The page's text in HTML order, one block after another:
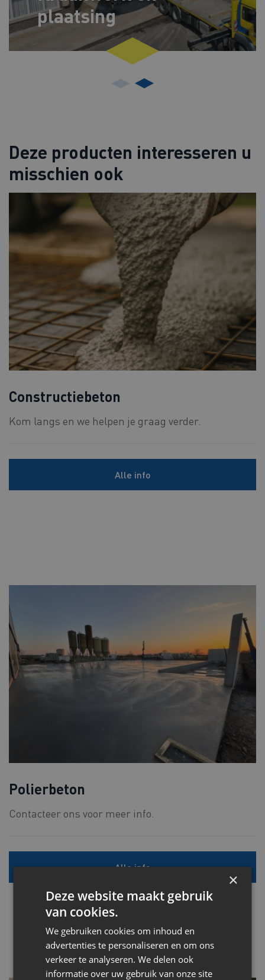
plaatsing
Deze producten interesseren u
misschien ook
Constructiebeton
Kom langs en we helpen je graag verder.
Alle info
Polierbeton
Contacteer ons voor meer info.
Alle info
×
Deze website maakt gebruik
van cookies.
We gebruiken cookies om inhoud en
advertenties te personaliseren en om ons
verkeer te analyseren. We delen ook
informatie over uw gebruik van onze site